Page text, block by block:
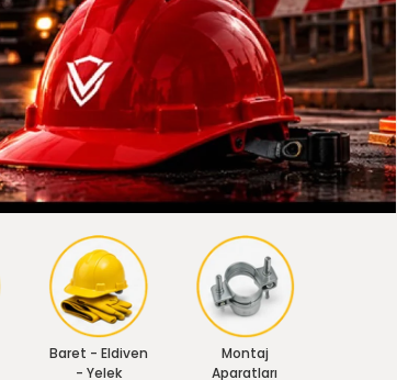
Baret - Eldiven
- Yelek
Montaj
Aparatları